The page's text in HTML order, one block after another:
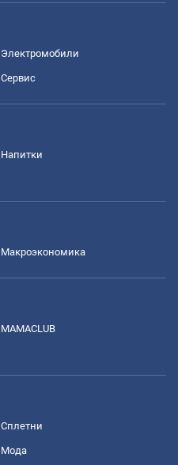
Электромобили
Сервис
Напитки
Mакроэкономика
MAMACLUB
Сплетни
Мода